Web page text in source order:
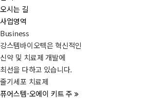
오시는 길
사업영역
Business
강스템바이오텍은 혁신적인
신약 및 치료제 개발에
최선을 다하고 있습니다.
줄기세포 치료제
퓨어스템-오에이 키트 주